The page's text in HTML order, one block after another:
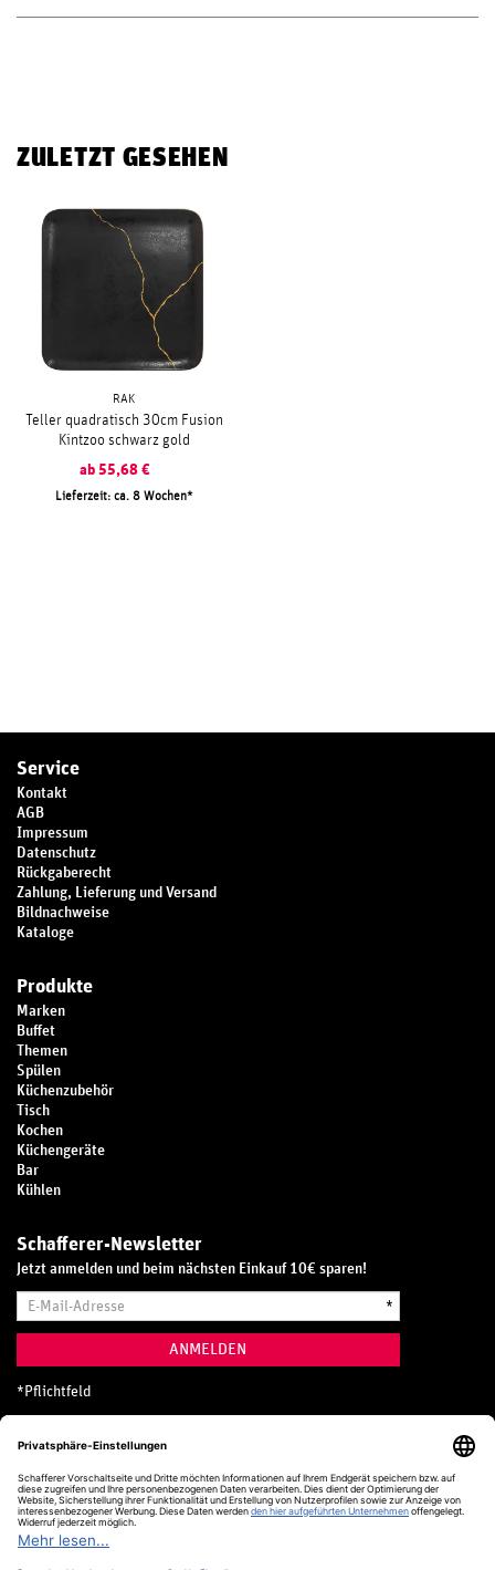
ZULETZT GESEHEN
RAK
Teller quadratisch 30cm Fusion
Kintzoo schwarz gold
ab 55,68 €
Lieferzeit: ca. 8 Wochen
Service
Kontakt
AGB
Impressum
Datenschutz
Rückgaberecht
Zahlung, Lieferung und Versand
Bildnachweise
Kataloge
Produkte
Marken
Buffet
Themen
Spülen
Küchenzubehör
Tisch
Kochen
Küchengeräte
Bar
Kühlen
Schafferer-Newsletter
Jetzt anmelden und beim nächsten Einkauf 10€ sparen!
Mail-
*
ANMELDEN
* Pflichtfeld
Hotline
0800 20 70 300 (D)
Kostenlos aus dem deutschen Festnetz
24 Stunden / 365 Tage im Jahr